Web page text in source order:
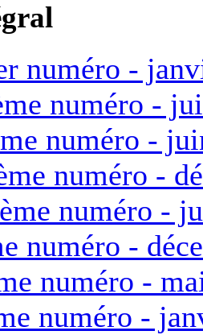
numéro -
numéro -
numéro -
numéro -
numéro -
numéro -
numéro -
numéro -